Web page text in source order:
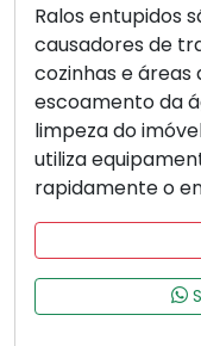
Ralos entupidos
causadores de
cozinhas e áreas
escoamento da
limpeza do
utiliza
rapidamente o